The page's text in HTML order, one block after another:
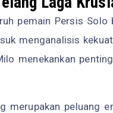
pemain Persis
menganalisis
menekankan
merupakan peluang